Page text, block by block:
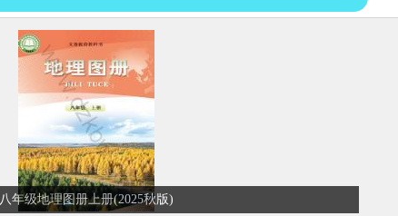
八年级地理图册上册(2025秋版)